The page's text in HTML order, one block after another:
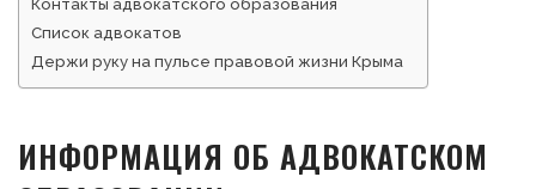
Контакты адвокатского образования
Список адвокатов
Держи руку на пульсе правовой жизни Крыма
ИНФОРМАЦИЯ ОБ АДВОКАТСКОМ